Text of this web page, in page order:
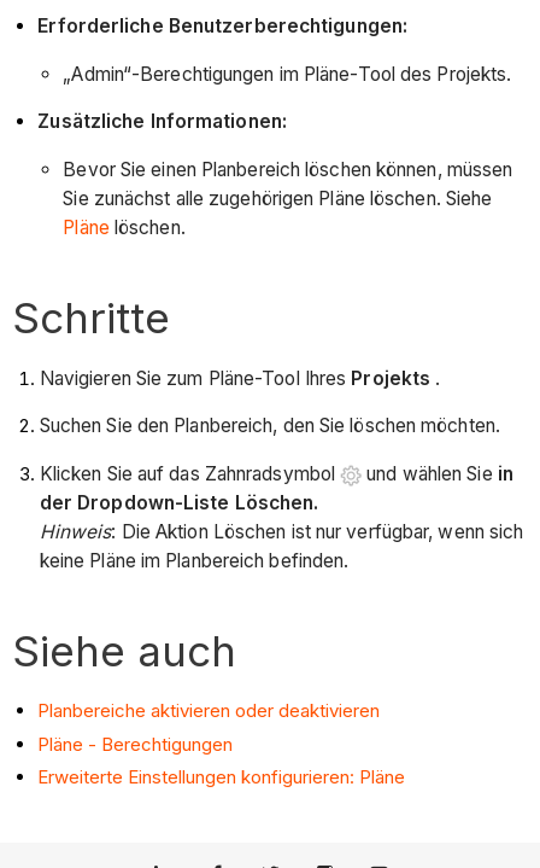
Erforderliche Benutzerberechtigungen:
„Admin“-Berechtigungen im Pläne-Tool des Projekts.
Zusätzliche Informationen:
Bevor Sie einen Planbereich löschen können, müssen
Sie zunächst alle zugehörigen Pläne löschen. Siehe
Pläne löschen.
Schritte
Navigieren Sie zum Pläne-Tool Ihres Projekts .
Suchen Sie den Planbereich, den Sie löschen möchten.
Klicken Sie auf das Zahnradsymbol und wählen Sie in
der Dropdown-Liste Löschen.
Hinweis: Die Aktion Löschen ist nur verfügbar, wenn sich
keine Pläne im Planbereich befinden.
Siehe auch
Planbereiche aktivieren oder deaktivieren
Pläne - Berechtigungen
Erweiterte Einstellungen konfigurieren: Pläne